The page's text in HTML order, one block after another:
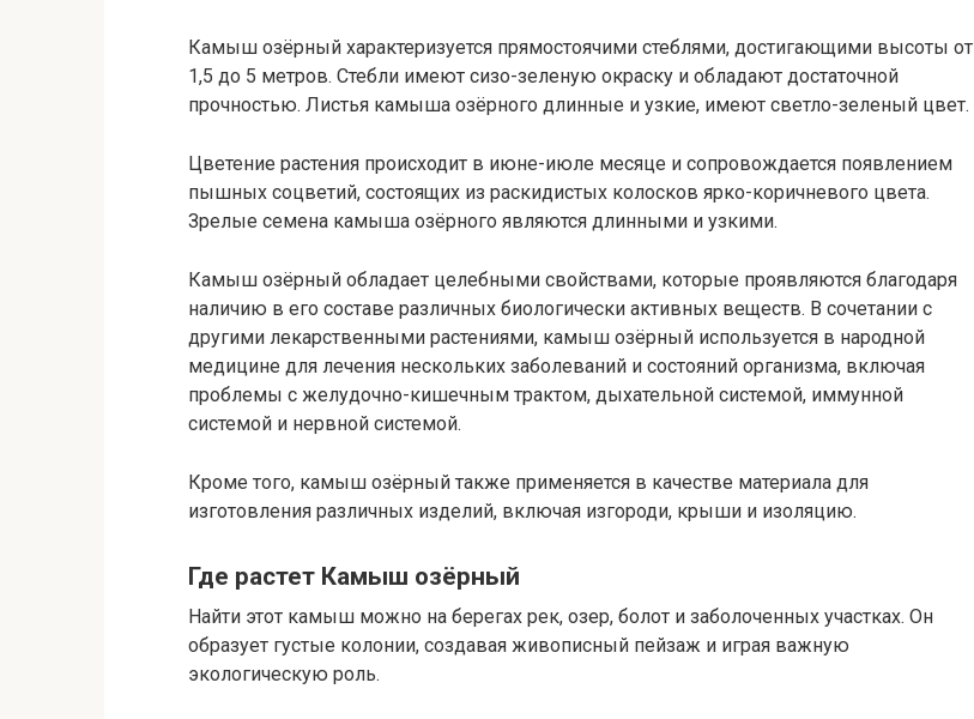
Камыш озёрный характеризуется прямостоячими стеблями, достигающими высоты от
1,5 до 5 метров. Стебли имеют сизо-зеленую окраску и обладают достаточной
прочностью. Листья камыша озёрного длинные и узкие, имеют светло-зеленый цвет.
Цветение растения происходит в июне-июле месяце и сопровождается появлением
пышных соцветий, состоящих из раскидистых колосков ярко-коричневого цвета.
Зрелые семена камыша озёрного являются длинными и узкими.
Камыш озёрный обладает целебными свойствами, которые проявляются благодаря
наличию в его составе различных биологически активных веществ. В сочетании с
другими лекарственными растениями, камыш озёрный используется в народной
медицине для лечения нескольких заболеваний и состояний организма, включая
проблемы с желудочно-кишечным трактом, дыхательной системой, иммунной
системой и нервной системой.
Кроме того, камыш озёрный также применяется в качестве материала для
изготовления различных изделий, включая изгороди, крыши и изоляцию.
Где растет Камыш озёрный
Найти этот камыш можно на берегах рек, озер, болот и заболоченных участках. Он
образует густые колонии, создавая живописный пейзаж и играя важную
экологическую роль.